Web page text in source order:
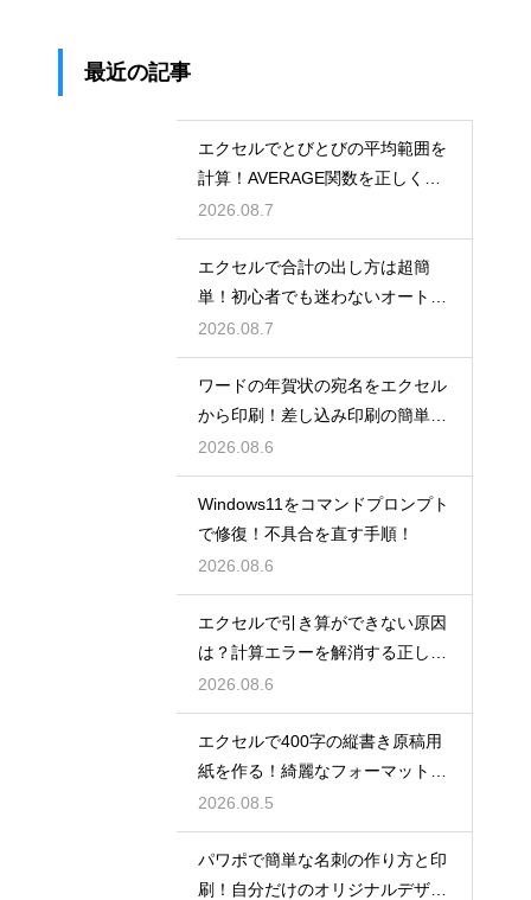
最近の記事
エクセルでとびとびの平均範囲を
計算！AVERAGE関数を正しく使
うコツ
2026.08.7
エクセルで合計の出し方は超簡
単！初心者でも迷わないオートS
UM術！
2026.08.7
ワードの年賀状の宛名をエクセル
から印刷！差し込み印刷の簡単手
順！
2026.08.6
Windows11をコマンドプロンプト
で修復！不具合を直す手順！
2026.08.6
エクセルで引き算ができない原因
は？計算エラーを解消する正しい
手順
2026.08.6
エクセルで400字の縦書き原稿用
紙を作る！綺麗なフォーマット
術！
2026.08.5
パワポで簡単な名刺の作り方と印
刷！自分だけのオリジナルデザイ